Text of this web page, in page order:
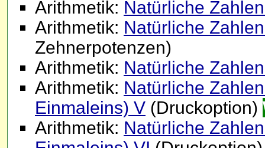
Arithmetik: Natürliche
Arithmetik: Natürliche
Zehnerpotenzen)
Arithmetik: Natürliche
Arithmetik: Natürliche
Einmaleins) V (Druckoption)
Arithmetik: Natürliche